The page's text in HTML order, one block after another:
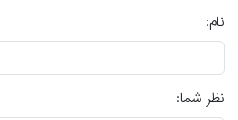
نام:
نظر شما: